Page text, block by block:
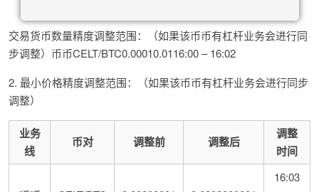
交易货币数量精度调整范围：（如果该币币有杠杆业务会进行同
步调整）币币CELT/BTC0.00010.0116:00 – 16:02
2. 最小价格精度调整范围：（如果该币币有杠杆业务会进行同步
调整）
业务
线
币对 调整前 调整后
调整
时间
16:03